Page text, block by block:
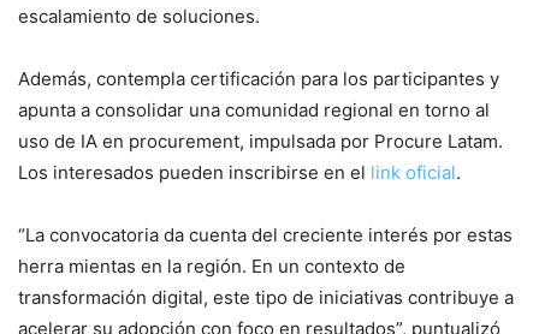
escalamiento de soluciones.
Además, contempla certificación para los participantes y
apunta a consolidar una comunidad regional en torno al
uso de IA en procurement, impulsada por Procure Latam.
Los interesados pueden inscribirse en el link oficial.
“La convocatoria da cuenta del creciente interés por estas
herra mientas en la región. En un contexto de
transformación digital, este tipo de iniciativas contribuye a
acelerar su adopción con foco en resultados”, puntualizó